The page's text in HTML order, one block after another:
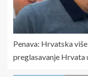
Penava: Hrvatska
preglasavanje Hrvata